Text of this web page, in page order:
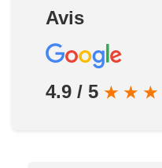
Avis
4.9 / 5 ★ ★ ★